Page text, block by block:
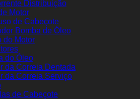
Distribuição
Motor
de Cabeçote
Bomba de Óleo
do Motor
do Óleo
da Correia Dentada
da Correia Serviço
de Cabeçote